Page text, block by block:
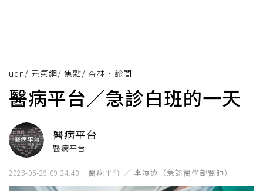
udn/ 元氣網/ 焦點/ 杏林．診間
醫病平台／急診白班的一天
醫病平台
醫病平台
2023-05-29 09:24:40 醫病平台 ／ 李凌遠（急診醫學部醫師）